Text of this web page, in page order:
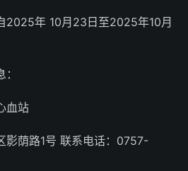
年 10月23日至2025年10月
血站
荫路1号 联系电话：0757-